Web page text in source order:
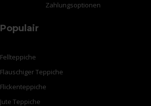
Zahlungsoptionen
Populair
Fellteppiche
Flauschiger Teppiche
Flickenteppiche
Jute Teppiche